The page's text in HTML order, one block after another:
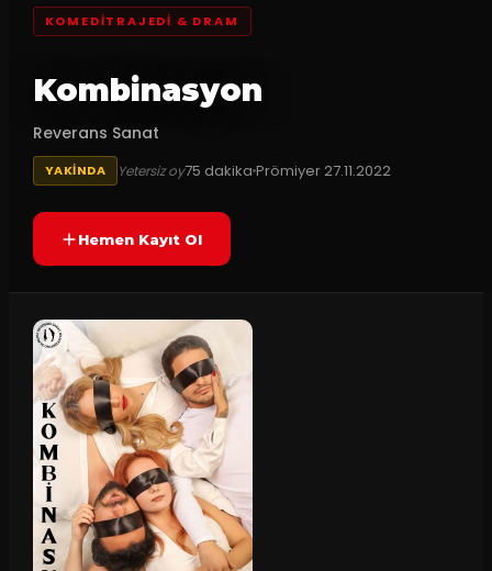
KOMEDITRAJEDI & DRAM
Kombinasyon
Reverans Sanat
YAKINDA Yetersiz oy75 dakikaPrömiyer 27.11.2022
Hemen Kayıt Ol